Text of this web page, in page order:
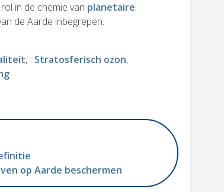
in de chemie van planetaire
de Aarde inbegrepen.
Stratosferisch ozon
op Aarde beschermen